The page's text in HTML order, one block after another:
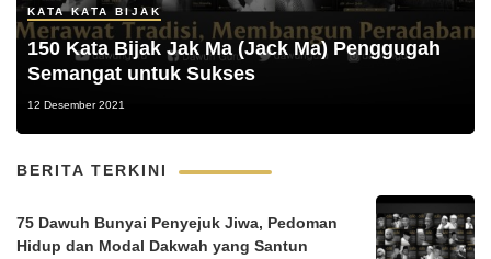
KATA KATA BIJAK
150 Kata Bijak Jak Ma (Jack Ma) Penggugah
Semangat untuk Sukses
12 Desember 2021
BERITA TERKINI
75 Dawuh Bunyai Penyejuk Jiwa, Pedoman
Hidup dan Modal Dakwah yang Santun